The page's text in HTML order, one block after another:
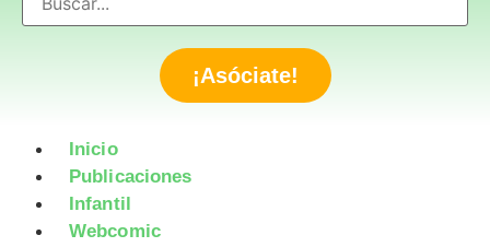
¡Asóciate!
Inicio
Publicaciones
Infantil
Webcomic